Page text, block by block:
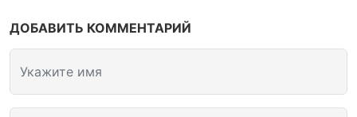
ДОБАВИТЬ КОММЕНТАРИЙ
Укажите имя